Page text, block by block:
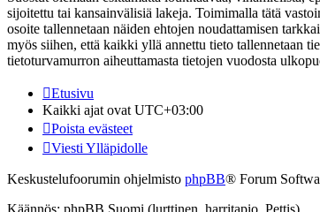
sijoitettu tai kansainvälisiä lakeja. Toimimalla tätä
osoite tallennetaan näiden ehtojen noudattamisen
myös siihen, että kaikki yllä annettu tieto tallennetaan
tietoturvamurron aiheuttamasta tietojen vuodosta
Etusivu
Kaikki ajat ovat UTC+03:00
Poista evästeet
Viesti Ylläpidolle
Keskustelufoorumin ohjelmisto phpBB® Forum